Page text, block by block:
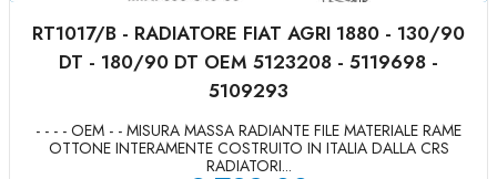
RT1017/B - RADIATORE FIAT AGRI 1880 - 130/90
DT - 180/90 DT OEM 5123208 - 5119698 -
5109293
- - - - OEM - - MISURA MASSA RADIANTE FILE MATERIALE RAME
OTTONE INTERAMENTE COSTRUITO IN ITALIA DALLA CRS
RADIATORI...